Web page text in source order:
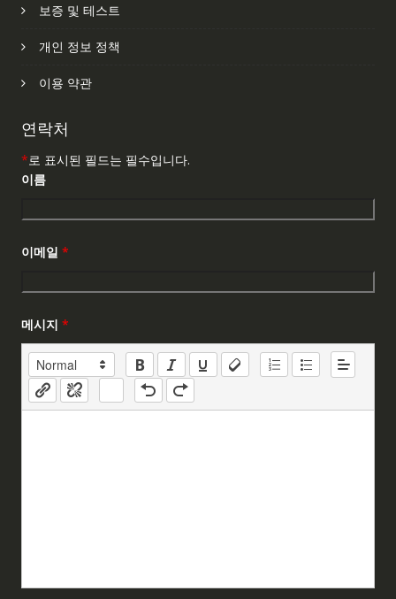
보증 및 테스트
개인 정보 정책
이용 약관
연락처
*로 표시된 필드는 필수입니다.
이름
이메일 *
메시지 *